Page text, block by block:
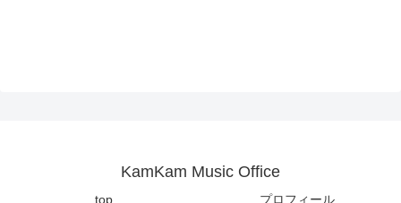
KamKam Music Office
top プロフィール